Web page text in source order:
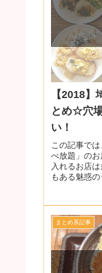
【2018
とめ☆穴
い！
この記事で
べ放題」の
入れるお店
もある魅惑
まとめ系記事